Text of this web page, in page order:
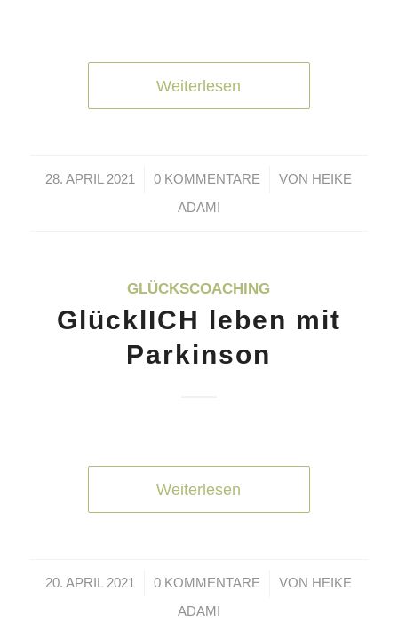
Weiterlesen
28. APRIL 2021
/ 0 KOMMENTARE
/ VON HEIKE
ADAMI
GLÜCKSCOACHING
GlücklICH leben mit
Parkinson
Weiterlesen
20. APRIL 2021
/ 0 KOMMENTARE
/ VON HEIKE
ADAMI